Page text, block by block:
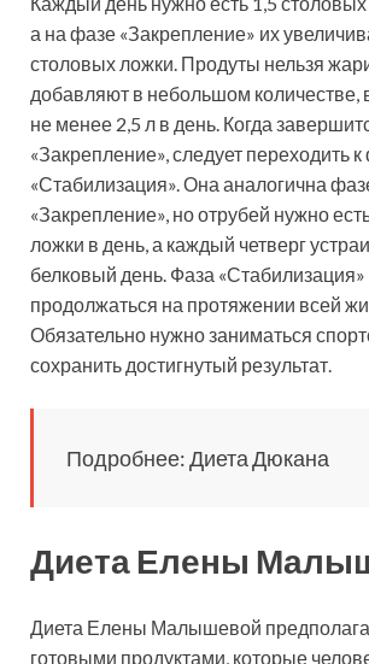
а на фазе «Закрепление» их
столовых ложки. Продуты нельзя
добавляют в небольшом
не менее 2,5 л в день. Когда
«Закрепление», следует переходить
«Стабилизация». Она аналогична
«Закрепление», но отрубей нужно
ложки в день, а каждый четверг
белковый день. Фаза
продолжаться на протяжении всей
Обязательно нужно заниматься
сохранить достигнутый результат.
Подробнее: Диета Дюкана
Диета Елены
Диета Елены Малышевой
готовыми продуктами, которые